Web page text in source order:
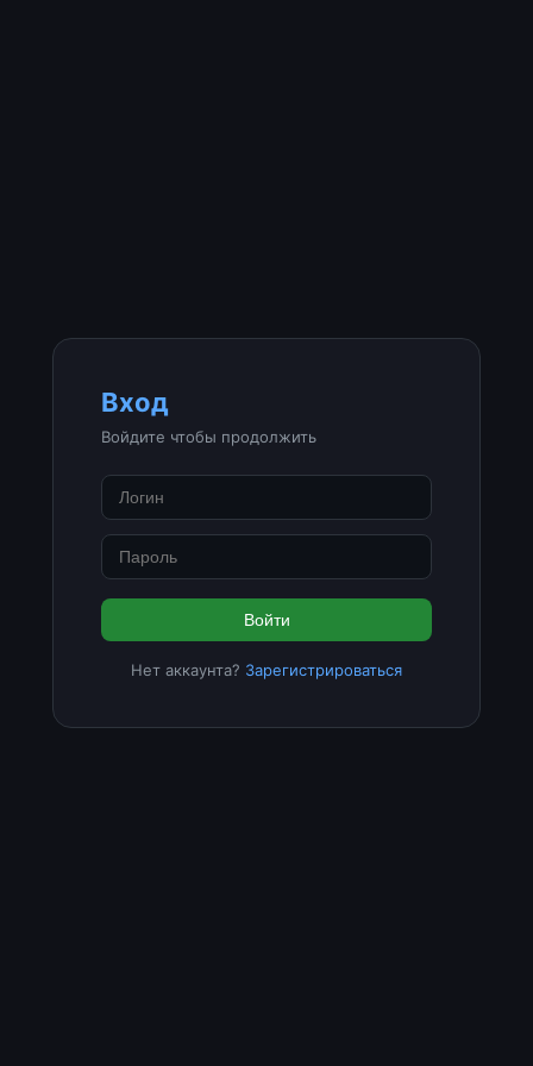
Вход
Войдите чтобы продолжить
Войти
Нет аккаунта? Зарегистрироваться